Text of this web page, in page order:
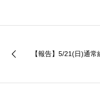
【報告】5/21(日)通